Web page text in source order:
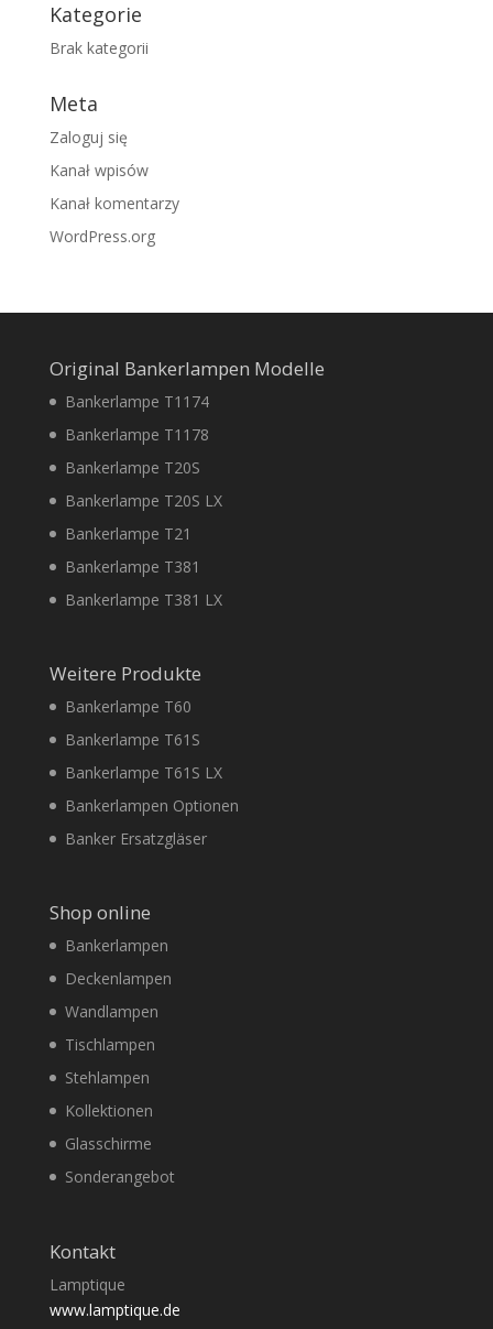
Kategorie
Brak kategorii
Meta
Zaloguj się
Kanał wpisów
Kanał komentarzy
WordPress.org
Original Bankerlampen Modelle
Bankerlampe T1174
Bankerlampe T1178
Bankerlampe T20S
Bankerlampe T20S LX
Bankerlampe T21
Bankerlampe T381
Bankerlampe T381 LX
Weitere Produkte
Bankerlampe T60
Bankerlampe T61S
Bankerlampe T61S LX
Bankerlampen Optionen
Banker Ersatzgläser
Shop online
Bankerlampen
Deckenlampen
Wandlampen
Tischlampen
Stehlampen
Kollektionen
Glasschirme
Sonderangebot
Kontakt
Lamptique
www.lamptique.de